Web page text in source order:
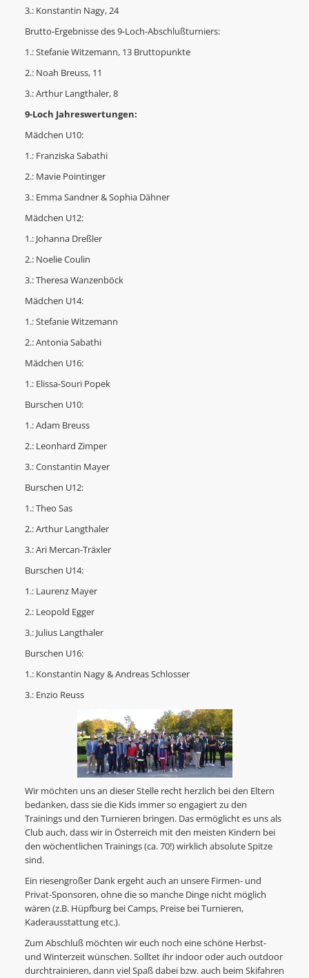
3.: Konstantin Nagy, 24
Brutto-Ergebnisse des 9-Loch-Abschlußturniers:
1.: Stefanie Witzemann, 13 Bruttopunkte
2.: Noah Breuss, 11
3.: Arthur Langthaler, 8
9-Loch Jahreswertungen:
Mädchen U10:
1.: Franziska Sabathi
2.: Mavie Pointinger
3.: Emma Sandner & Sophia Dähner
Mädchen U12:
1.: Johanna Dreßler
2.: Noelie Coulin
3.: Theresa Wanzenböck
Mädchen U14:
1.: Stefanie Witzemann
2.: Antonia Sabathi
Mädchen U16:
1.: Elissa-Souri Popek
Burschen U10:
1.: Adam Breuss
2.: Leonhard Zimper
3.: Constantin Mayer
Burschen U12:
1.: Theo Sas
2.: Arthur Langthaler
3.: Ari Mercan-Träxler
Burschen U14:
1.: Laurenz Mayer
2.: Leopold Egger
3.: Julius Langthaler
Burschen U16:
1.: Konstantin Nagy & Andreas Schlosser
3.: Enzio Reuss
Wir möchten uns an dieser Stelle recht herzlich bei den Eltern
bedanken, dass sie die Kids immer so engagiert zu den
Trainings und den Turnieren bringen. Das ermöglicht es uns als
Club auch, dass wir in Österreich mit den meisten Kindern bei
den wöchentlichen Trainings (ca. 70!) wirklich absolute Spitze
sind.
Ein riesengroßer Dank ergeht auch an unsere Firmen- und
Privat-Sponsoren, ohne die so manche Dinge nicht möglich
wären (z.B. Hüpfburg bei Camps, Preise bei Turnieren,
Kaderausstattung etc.).
Zum Abschluß möchten wir euch noch eine schöne Herbst-
und Winterzeit wünschen. Solltet ihr indoor oder auch outdoor
durchtrainieren, dann viel Spaß dabei bzw. auch beim Skifahren